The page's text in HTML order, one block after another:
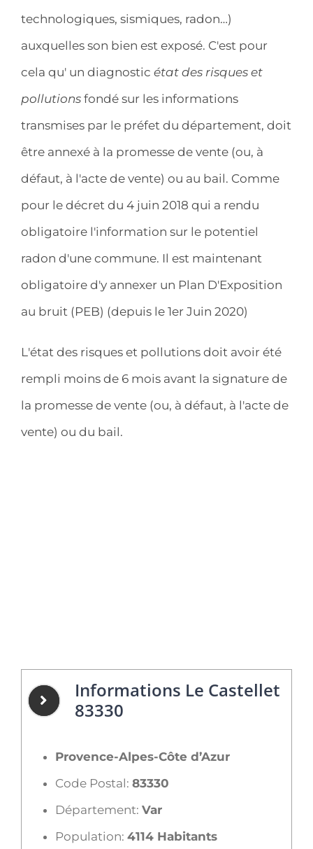
technologiques, sismiques, radon…)
auxquelles son bien est exposé. C'est pour
cela qu' un diagnostic état des risques et
pollutions fondé sur les informations
transmises par le préfet du département, doit
être annexé à la promesse de vente (ou, à
défaut, à l'acte de vente) ou au bail. Comme
pour le décret du 4 juin 2018 qui a rendu
obligatoire l'information sur le potentiel
radon d'une commune. Il est maintenant
obligatoire d'y annexer un Plan D'Exposition
au bruit (PEB) (depuis le 1er Juin 2020)
L'état des risques et pollutions doit avoir été
rempli moins de 6 mois avant la signature de
la promesse de vente (ou, à défaut, à l'acte de
vente) ou du bail.
Informations Le Castellet
83330
Provence-Alpes-Côte d’Azur
Code Postal: 83330
Département: Var
Population: 4114 Habitants